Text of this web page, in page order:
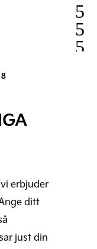
vi erbjuder
ditt
just din